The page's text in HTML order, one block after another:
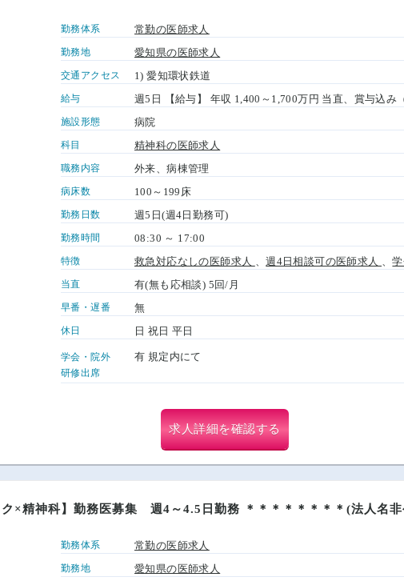
勤務体系 常勤の医師求人
勤務地 愛知県の医師求人
交通アクセス 1) 愛知環状鉄道
給与 週5日 【給与】 年収 1,400～1,700万円 当直、賞与込
施設形態 病院
科目 精神科の医師求人
職務内容 外来、病棟管理
病床数 100～199床
勤務日数 週5日(週4日勤務可)
勤務時間 08:30 ～ 17:00
特徴 救急対応なしの医師求人 、週4日相談可の医師求人 、
当直 有(無も応相談) 5回/月
早番・遅番 無
休日 日 祝日 平日
学会・院外
研修出席
有 規定内にて
求人詳細を確認する
ク×精神科】勤務医募集 週4～4.5日勤務 ＊＊＊＊＊＊＊＊(法人名
勤務体系 常勤の医師求人
勤務地 愛知県の医師求人